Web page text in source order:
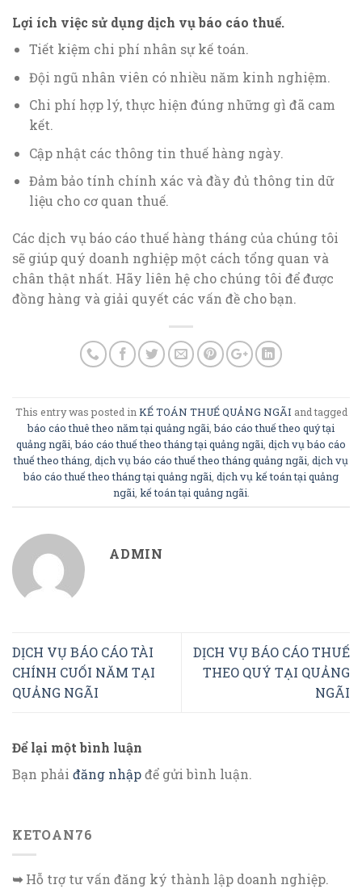
Lợi ích việc sử dụng dịch vụ báo cáo thuế.
Tiết kiệm chi phí nhân sự kế toán.
Đội ngũ nhân viên có nhiều năm kinh nghiệm.
Chi phí hợp lý, thực hiện đúng những gì đã cam
kết.
Cập nhật các thông tin thuế hàng ngày.
Đảm bảo tính chính xác và đầy đủ thông tin dữ
liệu cho cơ quan thuế.
Các dịch vụ báo cáo thuế hàng tháng của chúng tôi
sẽ giúp quý doanh nghiệp một cách tổng quan và
chân thật nhất. Hãy liên hệ cho chúng tôi để được
đồng hàng và giải quyết các vấn đề cho bạn.
This entry was posted in KẾ TOÁN THUẾ QUẢNG NGÃI and tagged
báo cáo thuê theo năm tại quảng ngãi ,báo cáo thuế theo quý tại
quảng ngãi ,báo cáo thuế theo tháng tại quảng ngãi dịch vụ báo cáo
thuế theo tháng dịch vụ báo cáo thuế theo tháng quảng ngãi dịch vụ
báo cáo thuế theo tháng tại quảng ngãi dịch vụ kế toán tại quảng
ngãi kế toán tại quảng ngãi
ADMIN
DỊCH VỤ BÁO CÁO TÀI
CHÍNH CUỐI NĂM TẠI
QUẢNG NGÃI
DỊCH VỤ BÁO CÁO THUẾ
THEO QUÝ TẠI QUẢNG
NGÃI
Để lại một bình luận
Bạn phải đăng nhậpđể gửi bình luận.
KETOAN76
➥Hỗ trợ tư vấn đăng ký thành lập doanh nghiệp.